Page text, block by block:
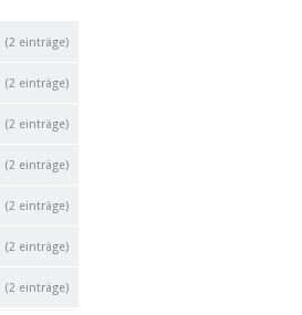
(2 einträge)
(2 einträge)
(2 einträge)
(2 einträge)
(2 einträge)
(2 einträge)
(2 einträge)